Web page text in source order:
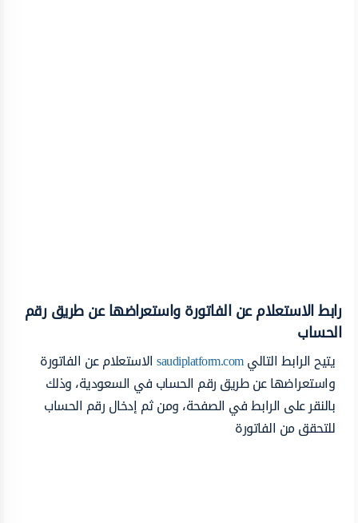
رابط الاستعلام عن الفاتورة واستعراضها عن طريق رقم
الحساب
يتيح الرابط التاليsaudiplatform.comالاستعلام عن الفاتورة
واستعراضها عن طريق رقم الحساب في السعودية، وذلك
بالنقر على الرابط في الصفحة، ومن ثم إدخال رقم الحساب
للتحقق من الفاتورة